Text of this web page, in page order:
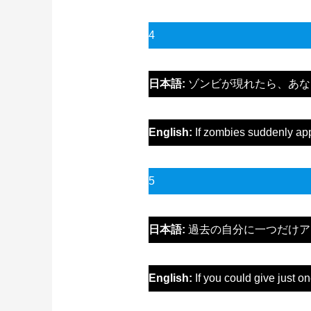
4
日本語: ゾンビが現れたら、あ
English: If zombies suddenly
5
日本語: 過去の自分に一つだけ
English: If you could give just